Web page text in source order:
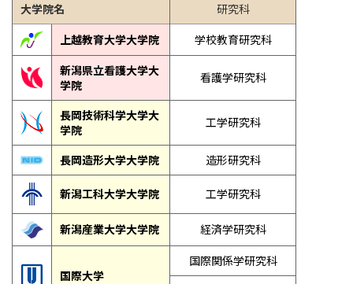
大学院名
研究科
上越教育大学大学院
学校教育研究科
新潟県立看護大学大
学院
看護学研究科
長岡技術科学大学大
学院
工学研究科
長岡造形大学大学院 造形研究科
新潟工科大学大学院 工学研究科
新潟産業大学大学院 経済学研究科
国際大学
国際関係学研究科